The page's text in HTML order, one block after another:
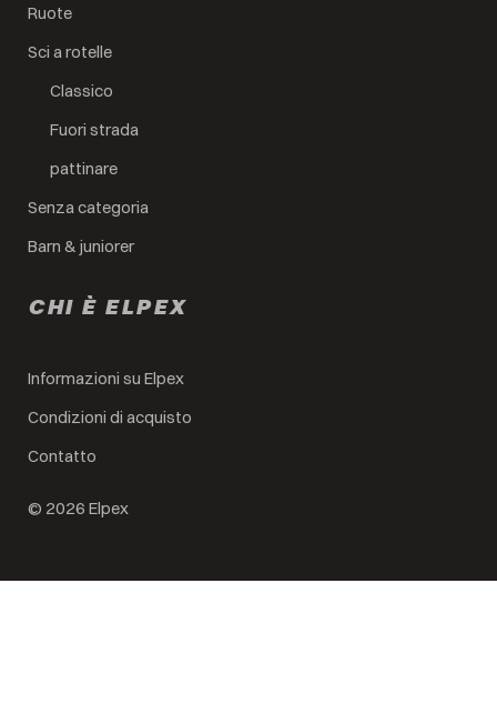
Ruote
Sci a rotelle
Classico
Fuori strada
pattinare
Senza categoria
Barn & juniorer
CHI È ELPEX
Informazioni su Elpex
Condizioni di acquisto
Contatto
© 2026 Elpex